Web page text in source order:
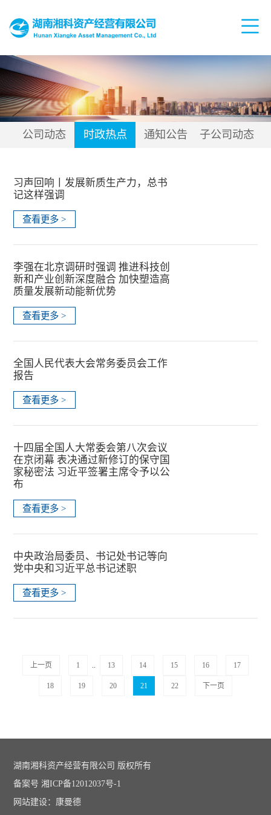
公司动态 时政热点 通知公告 子公司动态
习声回响丨发展新质生产力，总书
记这样强调
查看更多 >
李强在北京调研时强调 推进科技创
新和产业创新深度融合 加快塑造高
质量发展新动能新优势
查看更多 >
全国人民代表大会常务委员会工作
报告
查看更多 >
十四届全国人大常委会第八次会议
在京闭幕 表决通过新修订的保守国
家秘密法 习近平签署主席令予以公
布
查看更多 >
中央政治局委员、书记处书记等向
党中央和习近平总书记述职
查看更多 >
上一页 1 .. 13 14 15 16 17
18 19 20 21 22 下一页
湖南湘科资产经营有限公司 版权所有
备案号 湘ICP备12012037号-1
网站建设：康曼德